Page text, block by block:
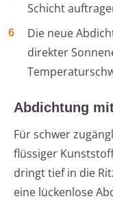
Schicht
Die neue
direkter
Abdichtung
Für schwer
flüssiger
dringt tief in die
eine lückenlose